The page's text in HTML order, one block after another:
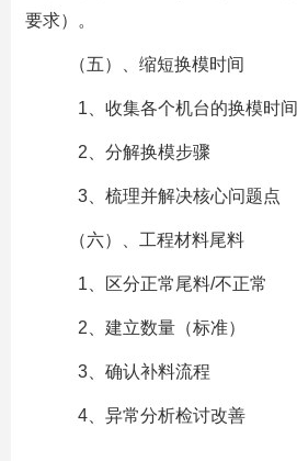
要求）。
（五）、缩短换模时间
1、收集各个机台的换模时间
2、分解换模步骤
3、梳理并解决核心问题点
（六）、工程材料尾料
1、区分正常尾料/不正常
2、建立数量（标准）
3、确认补料流程
4、异常分析检讨改善